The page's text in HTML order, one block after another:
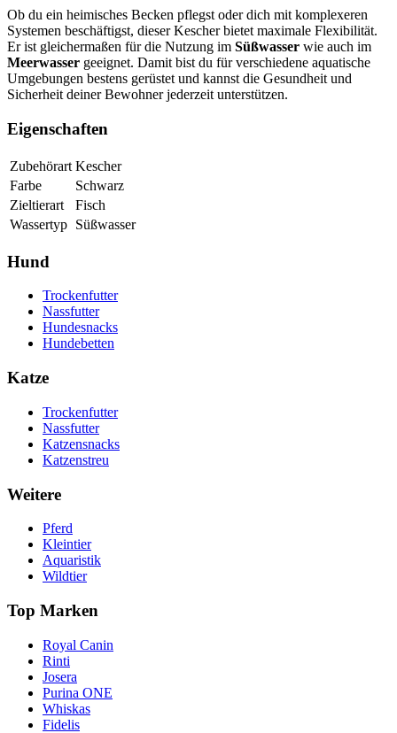
Ob du ein heimisches Becken pflegst oder dich mit komplexeren
Systemen beschäftigst, dieser Kescher bietet maximale Flexibilität.
Er ist gleichermaßen für die Nutzung im Süßwasser wie auch im
Meerwasser geeignet. Damit bist du für verschiedene aquatische
Umgebungen bestens gerüstet und kannst die Gesundheit und
Sicherheit deiner Bewohner jederzeit unterstützen.
Eigenschaften
Zubehörart Kescher
Farbe
Schwarz
Zieltierart
Fisch
Wassertyp Süßwasser
Hund
Trockenfutter
Nassfutter
Hundesnacks
Hundebetten
Katze
Trockenfutter
Nassfutter
Katzensnacks
Katzenstreu
Weitere
Pferd
Kleintier
Aquaristik
Wildtier
Top Marken
Royal Canin
Rinti
Josera
Purina ONE
Whiskas
Fidelis